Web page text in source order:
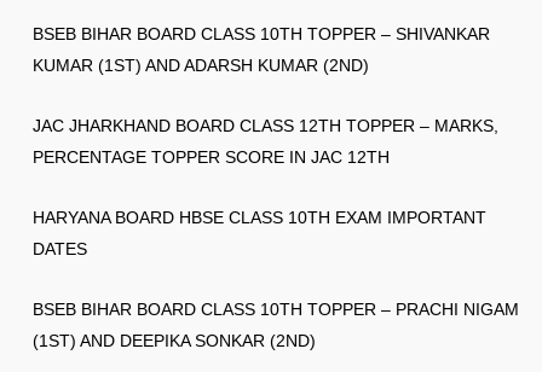
BSEB BIHAR BOARD CLASS 10TH TOPPER – SHIVANKAR
KUMAR (1ST) AND ADARSH KUMAR (2ND)
JAC JHARKHAND BOARD CLASS 12TH TOPPER – MARKS,
PERCENTAGE TOPPER SCORE IN JAC 12TH
HARYANA BOARD HBSE CLASS 10TH EXAM IMPORTANT
DATES
BSEB BIHAR BOARD CLASS 10TH TOPPER – PRACHI NIGAM
(1ST) AND DEEPIKA SONKAR (2ND)